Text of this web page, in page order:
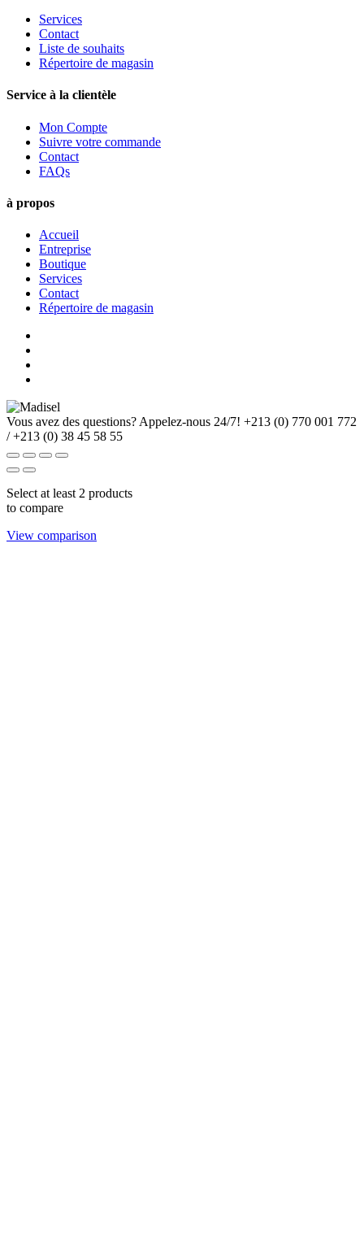
Services
Contact
Liste de souhaits
Répertoire de magasin
Service à la clientèle
Mon Compte
Suivre votre commande
Contact
FAQs
à propos
Accueil
Entreprise
Boutique
Services
Contact
Répertoire de magasin
Vous avez des questions? Appelez-nous 24/7! +213 (0) 770 001 772
/ +213 (0) 38 45 58 55
Select at least 2 products
to compare
View comparison